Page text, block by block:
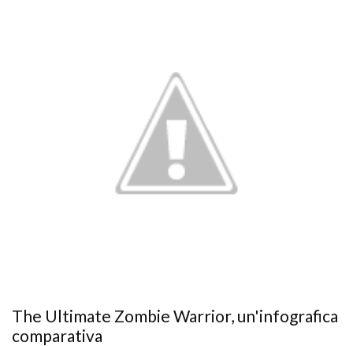
The Ultimate Zombie Warrior, un'infografica
comparativa